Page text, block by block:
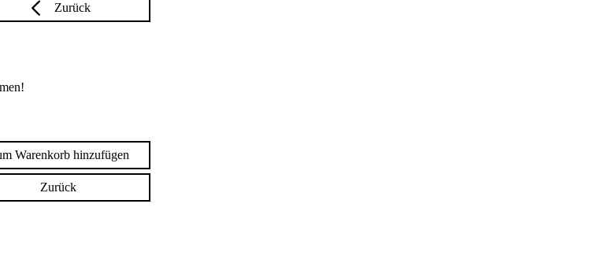
Zurück
Warenkorb hinzufügen
Zurück